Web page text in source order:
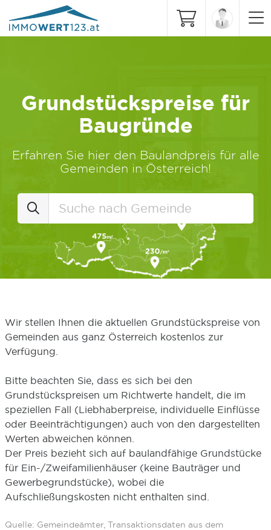
Grundstückspreise für
Baugründe
Erfahren Sie hier den Baulandpreis für alle
Gemeinden in Österreich!
Wir stellen Ihnen die aktuellen Grundstückspreise von
Gemeinden aus ganz Österreich kostenlos zur
Verfügung.
Bitte beachten Sie, dass es sich bei den
Grundstückspreisen um Richtwerte handelt, die im
speziellen Fall (Liebhaberpreise, individuelle Einflüsse
oder Beeinträchtigungen) auch von den dargestellten
Werten abweichen können.
Der Preis bezieht sich auf baulandfähige Grundstücke
für Ein-/Zweifamilienhäuser (keine Bauträger und
Gewerbegrundstücke), wobei die
Aufschließungskosten nicht enthalten sind.
Quelle: Gemeindeämter, Transaktionsdaten aus dem